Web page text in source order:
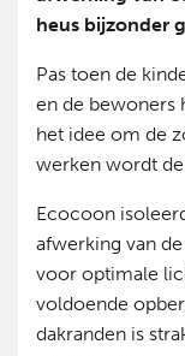
heus bijzonder
Pas toen de
en de bewoners
het idee om de
werken wordt
Ecocoon
afwerking van
voor optimale
voldoende
dakranden is